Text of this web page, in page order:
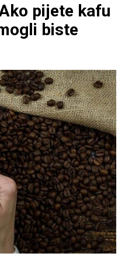
pijete kafu
biste